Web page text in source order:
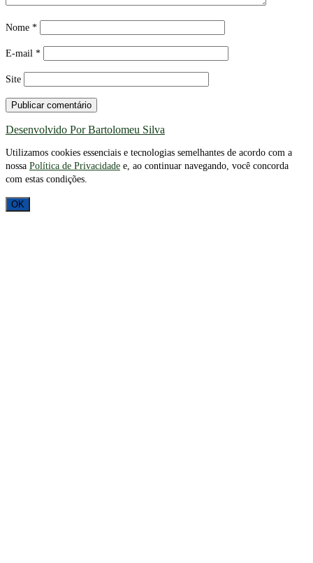
Nome *
E-mail *
Site
Desenvolvido Por Bartolomeu Silva
Utilizamos cookies essenciais e tecnologias semelhantes de acordo com a
nossa Política de Privacidade e, ao continuar navegando, você concorda
com estas condições.
OK